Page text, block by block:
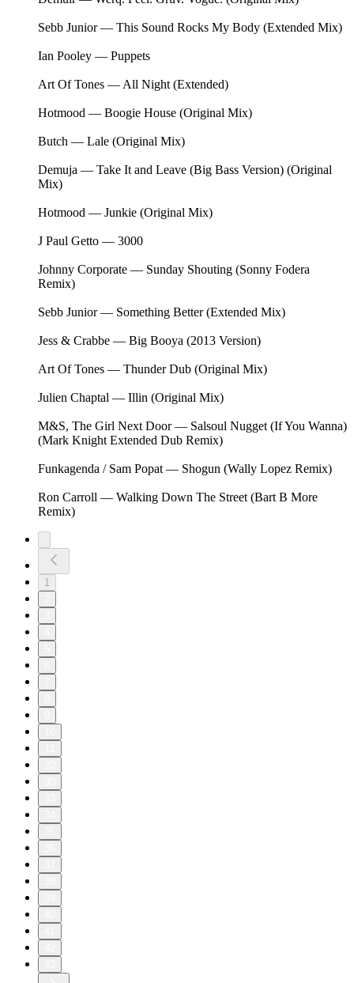
Sebb Junior — This Sound Rocks My Body (Extended Mix)
Ian Pooley — Puppets
Art Of Tones — All Night (Extended)
Hotmood — Boogie House (Original Mix)
Butch — Lale (Original Mix)
Demuja — Take It and Leave (Big Bass Version) (Original
Mix)
Hotmood — Junkie (Original Mix)
J Paul Getto — 3000
Johnny Corporate — Sunday Shouting (Sonny Fodera
Remix)
Sebb Junior — Something Better (Extended Mix)
Jess & Crabbe — Big Booya (2013 Version)
Art Of Tones — Thunder Dub (Original Mix)
Julien Chaptal — Illin (Original Mix)
M&S, The Girl Next Door — Salsoul Nugget (If You Wanna)
(Mark Knight Extended Dub Remix)
Funkagenda / Sam Popat — Shogun (Wally Lopez Remix)
Ron Carroll — Walking Down The Street (Bart B More
Remix)
1